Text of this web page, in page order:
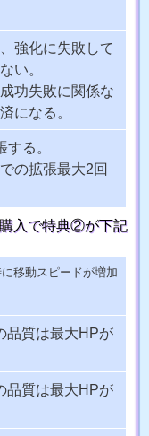
強化に失敗して
い。
功失敗に関係な
になる。
る。
の拡張最大2回
入で特典②が下記
移動スピードが増加
品質は最大HPが
品質は最大HPが